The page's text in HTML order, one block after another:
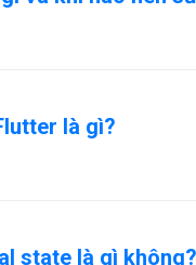
là gì?
state là gì không?